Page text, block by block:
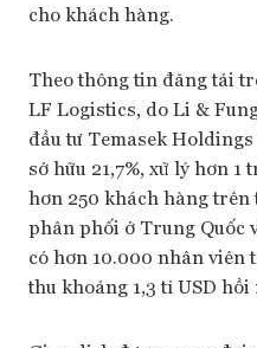
cho khách hàng.
Theo thông tin đăng tải
LF Logistics, do Li &
đầu tư Temasek
sở hữu 21,7%, xử lý hơn
hơn 250 khách hàng
phân phối ở Trung Quốc
có hơn 10.000 nhân viên
thu khoảng 1,3 tỉ USD hồi